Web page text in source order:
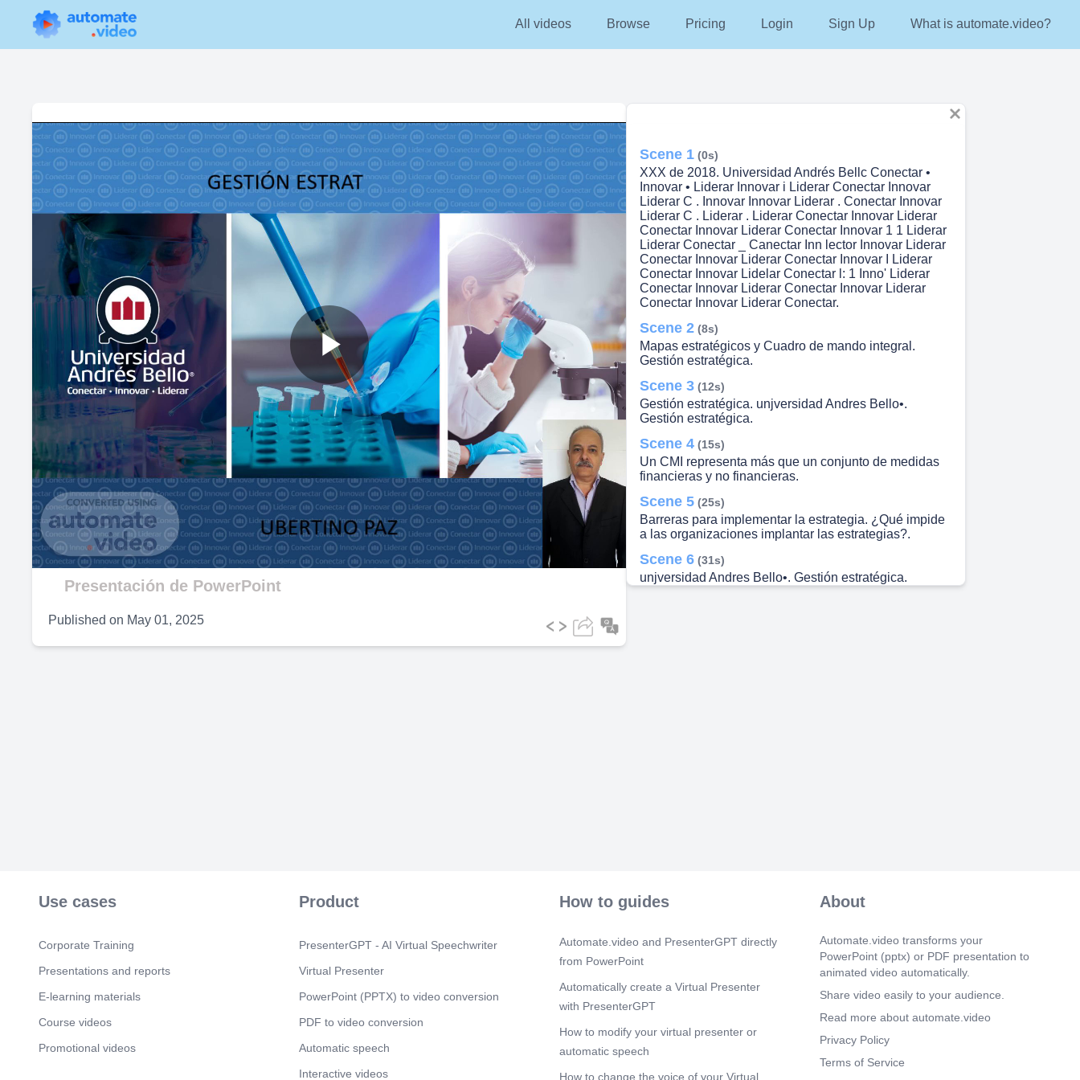
All videos Browse Pricing Login Sign Up What is automate.video?
Play
Video
Presentación de PowerPoint
Published on May 01, 2025
Scene 1 (0s)
XXX de 2018. Universidad Andrés Bellc Conectar •
Innovar • Liderar Innovar i Liderar Conectar Innovar
Liderar C . Innovar Innovar Liderar . Conectar Innovar
Liderar C . Liderar . Liderar Conectar Innovar Liderar
Conectar Innovar Liderar Conectar Innovar 1 1 Liderar
Liderar Conectar _ Canectar Inn lector Innovar Liderar
Conectar Innovar Liderar Conectar Innovar I Liderar
Conectar Innovar Lidelar Conectar l: 1 Inno' Liderar
Conectar Innovar Liderar Conectar Innovar Liderar
Conectar Innovar Liderar Conectar.
Scene 2 (8s)
Mapas estratégicos y Cuadro de mando integral.
Gestión estratégica.
Scene 3 (12s)
Gestión estratégica. unjversidad Andres Bello•.
Gestión estratégica.
Scene 4 (15s)
Un CMI representa más que un conjunto de medidas
financieras y no financieras.
Scene 5 (25s)
Barreras para implementar la estrategia. ¿Qué impide
a las organizaciones implantar las estrategias?.
Scene 6 (31s)
unjversidad Andres Bello•. Gestión estratégica.
El 60% de las empresas no vinculan los presupuestos
con la estrategia. Originado por que los recursos
financieros a corto plazo y no con la estrategia a largo
Scene 12
¿Cómo se logra esa vinculación?. unjversidad Andres
Bello•.
Scene 13 (1m 17s)
&Para alcanzar nuestra visiön, como deberiamos ser
visto por Ios clientes? Perspectiva del cliente
Use cases
Corporate Training
Presentations and reports
E-learning materials
Course videos
Promotional videos
Product
PresenterGPT - AI Virtual Speechwriter
Virtual Presenter
PowerPoint (PPTX) to video conversion
PDF to video conversion
Automatic speech
Interactive videos
How to guides
Automate.video and PresenterGPT directly
from PowerPoint
Automatically create a Virtual Presenter
with PresenterGPT
How to modify your virtual presenter or
automatic speech
How to change the voice of your Virtual
About
Automate.video transforms your
PowerPoint (pptx) or PDF presentation to
animated video automatically.
Share video easily to your audience.
Read more about automate.video
Privacy Policy
Terms of Service